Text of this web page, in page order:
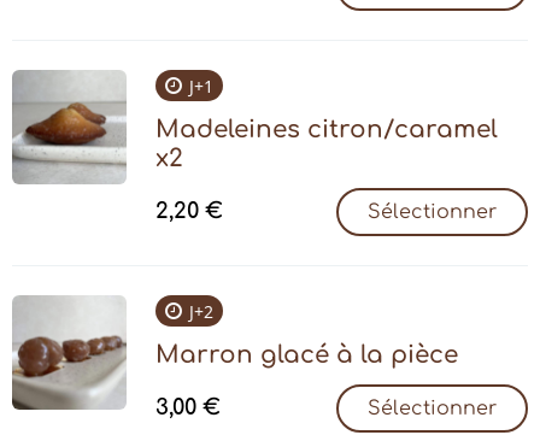
J+1
Madeleines citron/caramel
x2
2,20 € Sélectionner
J+2
Marron glacé à la pièce
3,00 € Sélectionner